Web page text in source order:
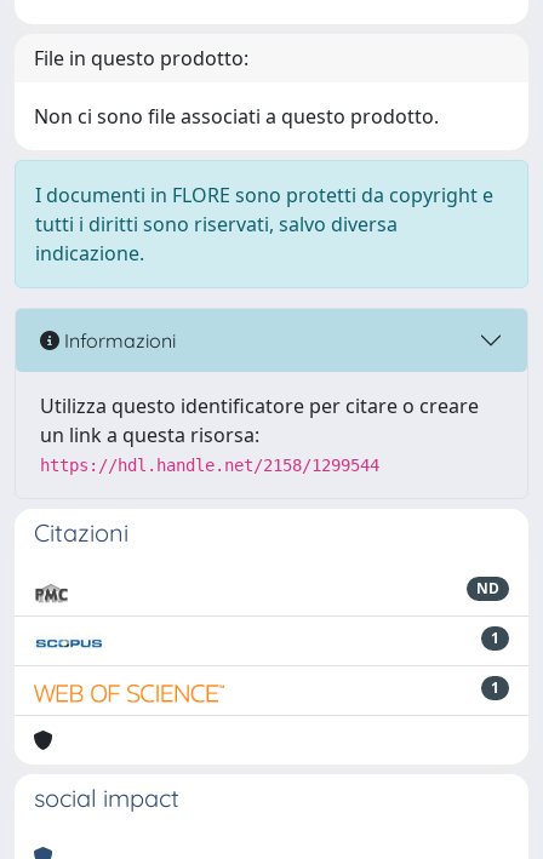
File in questo prodotto:
Non ci sono file associati a questo prodotto.
I documenti in FLORE sono protetti da copyright e
tutti i diritti sono riservati, salvo diversa
indicazione.
Informazioni
Utilizza questo identificatore per citare o creare
un link a questa risorsa:
https://hdl.handle.net/2158/1299544
Citazioni
ND
1
1
social impact